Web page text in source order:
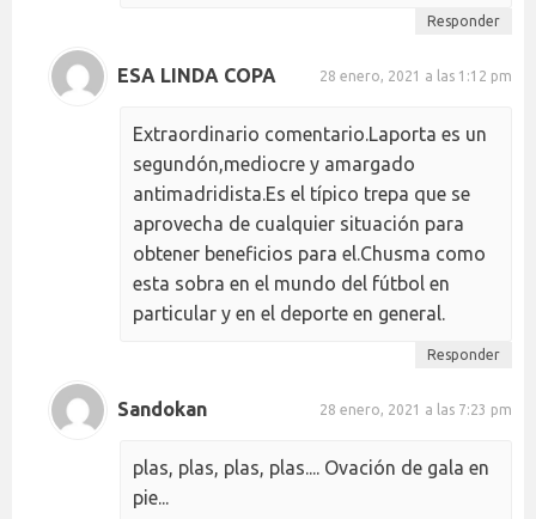
Responder
ESA LINDA COPA 28 enero, 2021 a las 1:12 pm
Extraordinario comentario.Laporta es un
segundón,mediocre y amargado
antimadridista.Es el típico trepa que se
aprovecha de cualquier situación para
obtener beneficios para el.Chusma como
esta sobra en el mundo del fútbol en
particular y en el deporte en general.
Responder
Sandokan 28 enero, 2021 a las 7:23 pm
plas, plas, plas, plas.... Ovación de gala en
pie...